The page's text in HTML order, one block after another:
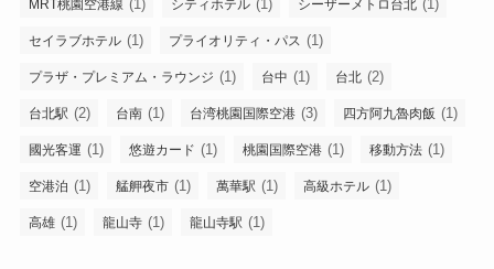
MRT桃園空港線 (1) シティホテル (1) シーザーメトロ台北 (1)
セイラブホテル (1) プライオリティ・パス (1)
プラザ・プレミアム・ラウンジ (1) 台中 (1) 台北 (2)
台北駅 (2) 台南 (1) 台湾桃園国際空港 (3) 四方阿九魯肉飯 (1)
國光客運 (1) 悠遊カード (1) 桃園国際空港 (1) 移動方法 (1)
空港泊 (1) 艋舺夜市 (1) 萬華駅 (1) 高級ホテル (1)
高雄 (1) 龍山寺 (1) 龍山寺駅 (1)